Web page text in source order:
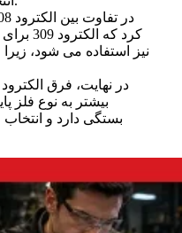
کرد که
نیز استفاده می شود،
بیشتر به نوع فلز
بستگی دارد و